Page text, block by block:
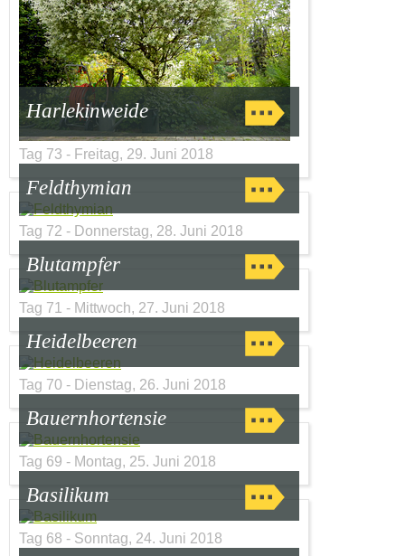
Harlekinweide
Tag 73 - Freitag, 29. Juni 2018
Feldthymian
Tag 72 - Donnerstag, 28. Juni 2018
Blutampfer
Tag 71 - Mittwoch, 27. Juni 2018
Heidelbeeren
Tag 70 - Dienstag, 26. Juni 2018
Bauernhortensie
Tag 69 - Montag, 25. Juni 2018
Basilikum
Tag 68 - Sonntag, 24. Juni 2018